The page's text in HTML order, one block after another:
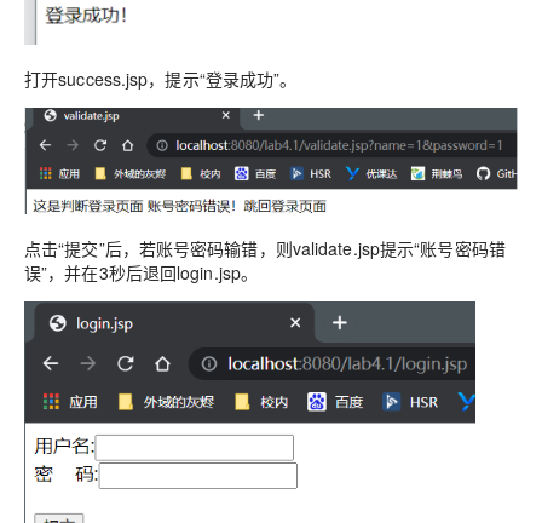
打开success.jsp，提示“登录成功”。
点击“提交”后，若账号密码输错，则validate.jsp提示“账号密码错
误”，并在3秒后退回login.jsp。